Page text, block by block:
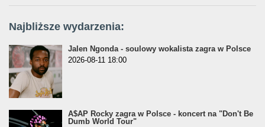
Najbliższe wydarzenia:
Jalen Ngonda - soulowy wokalista zagra w Polsce
2026-08-11 18:00
A$AP Rocky zagra w Polsce - koncert na "Don't Be
Dumb World Tour"